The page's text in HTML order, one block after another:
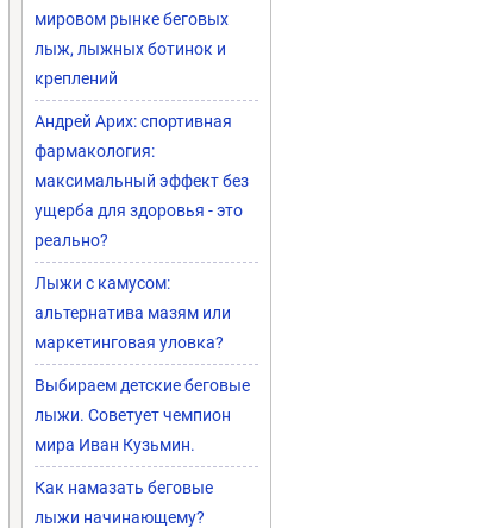
мировом рынке беговых
лыж, лыжных ботинок и
креплений
Андрей Арих: спортивная
фармакология:
максимальный эффект без
ущерба для здоровья - это
реально?
Лыжи с камусом:
альтернатива мазям или
маркетинговая уловка?
Выбираем детские беговые
лыжи. Советует чемпион
мира Иван Кузьмин.
Как намазать беговые
лыжи начинающему?